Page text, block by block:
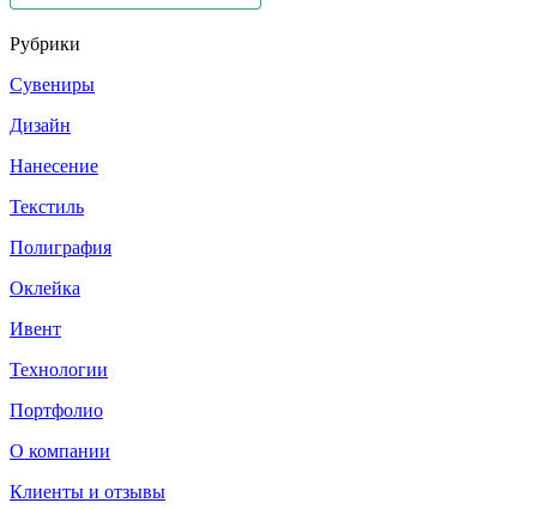
Рубрики
Сувениры
Дизайн
Нанесение
Текстиль
Полиграфия
Оклейка
Ивент
Технологии
Портфолио
О компании
Клиенты и отзывы